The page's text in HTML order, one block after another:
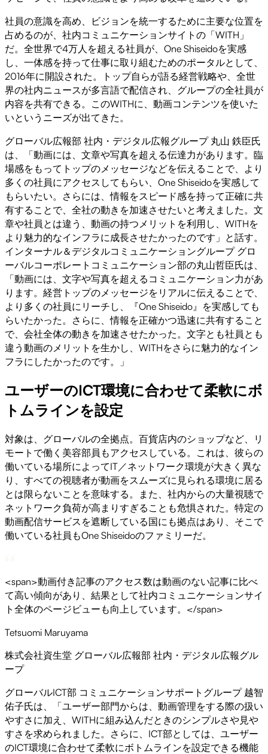
社員の意識を高め、ビジョンを統一するために主要な位置を
占めるのが、社内コミュニケーションサイトの「WITH」
だ。全世界で4万人を超える社員が、One Shiseidoを実感
し、一体感を持って仕事に取り組むためのポータルとして、
2016年に開設された。トップ自らが語る経営戦略や、全世
界の社内ニュースが多言語で配信され、グループの全社員が
内容を共有できる。このWITHに、動画コンテンツを使いた
いというニーズが出てきた。
グローバル広報部 社内・デジタル広報グループ 丸山 鉄臣氏
は、「動画には、文章や写真を超える伝達力があります。臨
場感をもってトップのメッセージなどを伝えることで、より
多くの社員にアクセスしてもらい、One Shiseidoを実感して
もらいたい。さらには、情報をスピード感を持って正確に共
有することで、全社の動きを加速させたいと考えました。文
章や社員とは違う、動画の持つメリットを利用し、WITHを
より魅力的なインフラに成長させたかったのです」と話す。
インターナル＆デジタルコミュニケーショングループ グロ
ーバルコーポレートコミュニケーション部の丸山哲臣氏は、
「動画には、文字や写真を超えるコミュニケーション力があ
ります。経営トップのメッセージをリアルに伝えることで、
より多くの社員にリーチし、『One Shiseido』を実感しても
らいたかった。さらに、情報を正確かつ迅速に共有すること
で、会社全体の動きを加速させたかった。文字とも社員とも
違う動画のメリットを生かし、WITHをさらに魅力的なイン
フラにしたかったのです。」
ユーザーのICT環境に合わせて柔軟にボ
トムラインを設定
対象は、グローバルの全拠点。百貨店内のショップなど、リ
モートで働く美容部員もアクセスしている。これは、彼らの
働いている場所によってIT／ネットワーク環境が大きく異な
り、すべての視聴者が動画をスムーズに見られる環境に居る
とは限らないことを意味する。また、社内からの大量視聴で
ネットワーク負荷が高まりすぎることも危惧された。特定の
動画配信サービスを遮断している国にも拠点はあり、そこで
働いている社員もOne Shiseidoのファミリーだ。
<span>動画付き記事のアクセス数は動画のない記事に比べ
て高い傾向があり、結果として社内コミュニケーションサイ
ト全体のページビューも向上しています。</span>
Tetsuomi Maruyama
株式会社資生堂 グローバル広報部 社内・デジタル広報グル
ープ
グローバルICT部 コミュニケーションサポートグループ 越智
佑子氏は、「ユーザー部門からは、動画管理をする際の扱い
やすさに加え、WITHに組み込んだときのシンプルさや見や
すさを求められました。さらに、ICT部としては、ユーザー
のICT環境に合わせて柔軟にボトムラインを設定できる機能